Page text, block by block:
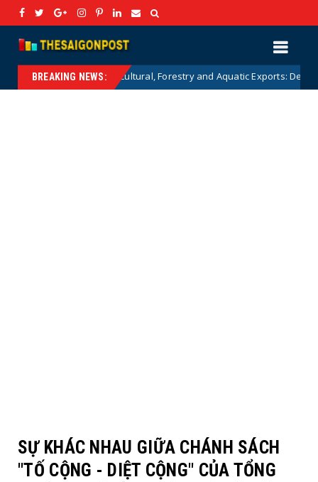
BREAKING NEWS:
Agricultural, Forestry and Aquatic Exports: Detailed Analysis and
SỰ KHÁC NHAU GIỮA CHÁNH SÁCH
"TỐ CỘNG - DIỆT CỘNG" CỦA TỔNG